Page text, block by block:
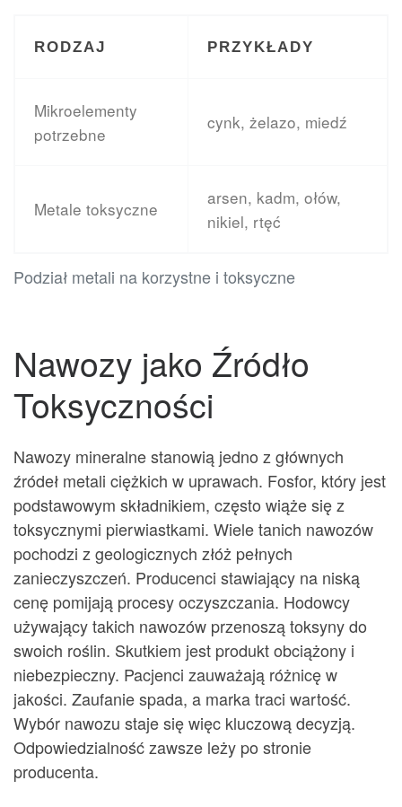
Podział metali na korzystne i toksyczne
RODZAJ PRZYKŁADY
Mikroelementy
potrzebne
cynk, żelazo, miedź
Metale toksyczne
arsen, kadm, ołów,
nikiel, rtęć
Nawozy jako Źródło
Toksyczności
Nawozy mineralne stanowią jedno z głównych
źródeł metali ciężkich w uprawach. Fosfor, który jest
podstawowym składnikiem, często wiąże się z
toksycznymi pierwiastkami. Wiele tanich nawozów
pochodzi z geologicznych złóż pełnych
zanieczyszczeń. Producenci stawiający na niską
cenę pomijają procesy oczyszczania. Hodowcy
używający takich nawozów przenoszą toksyny do
swoich roślin. Skutkiem jest produkt obciążony i
niebezpieczny. Pacjenci zauważają różnicę w
jakości. Zaufanie spada, a marka traci wartość.
Wybór nawozu staje się więc kluczową decyzją.
Odpowiedzialność zawsze leży po stronie
producenta.